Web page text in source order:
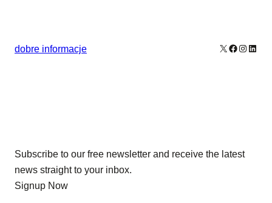
dobre informacje X Facebook
Subscribe to our free newsletter and receive the latest
news straight to your inbox.
Signup Now